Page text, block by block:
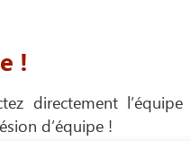
!
directement l’équipe
d’équipe !